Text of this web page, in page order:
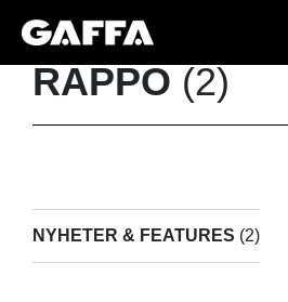
RAPPO (2)
NYHETER & FEATURES (2)